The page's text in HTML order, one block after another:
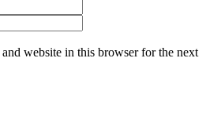
website in this browser for the next